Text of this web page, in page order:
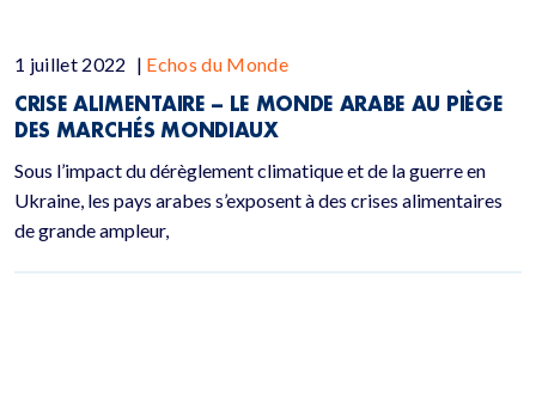
1 juillet 2022 | Echos du Monde
CRISE ALIMENTAIRE – LE MONDE ARABE AU PIÈGE
DES MARCHÉS MONDIAUX
Sous l’impact du dérèglement climatique et de la guerre en
Ukraine, les pays arabes s’exposent à des crises alimentaires
de grande ampleur,